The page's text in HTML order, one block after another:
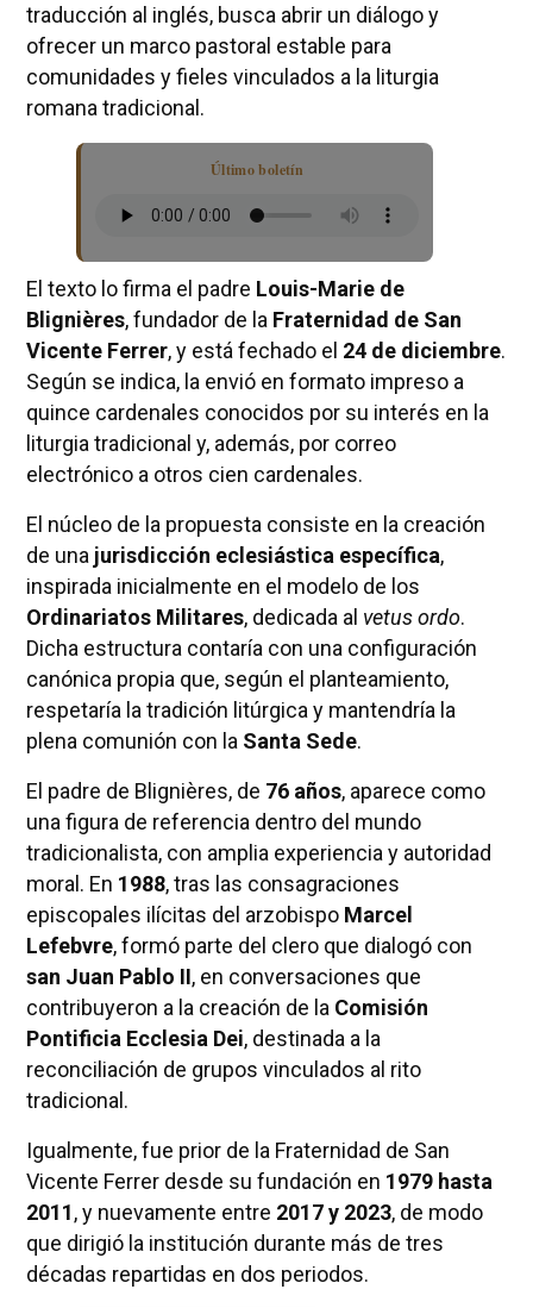
traducción al inglés, busca abrir un diálogo y
ofrecer un marco pastoral estable para
comunidades y fieles vinculados a la liturgia
romana tradicional.
Último boletín
El texto lo firma el padre Louis-Marie de
Blignières, fundador de la Fraternidad de San
Vicente Ferrer, y está fechado el 24 de diciembre.
Según se indica, la envió en formato impreso a
quince cardenales conocidos por su interés en la
liturgia tradicional y, además, por correo
electrónico a otros cien cardenales.
El núcleo de la propuesta consiste en la creación
de una jurisdicción eclesiástica específica,
inspirada inicialmente en el modelo de los
Ordinariatos Militares, dedicada al vetus ordo.
Dicha estructura contaría con una configuración
canónica propia que, según el planteamiento,
respetaría la tradición litúrgica y mantendría la
plena comunión con la Santa Sede.
El padre de Blignières, de 76 años, aparece como
una figura de referencia dentro del mundo
tradicionalista, con amplia experiencia y autoridad
moral. En 1988, tras las consagraciones
episcopales ilícitas del arzobispo Marcel
Lefebvre, formó parte del clero que dialogó con
san Juan Pablo II, en conversaciones que
contribuyeron a la creación de la Comisión
Pontificia Ecclesia Dei, destinada a la
reconciliación de grupos vinculados al rito
tradicional.
Igualmente, fue prior de la Fraternidad de San
Vicente Ferrer desde su fundación en 1979 hasta
2011, y nuevamente entre 2017 y 2023, de modo
que dirigió la institución durante más de tres
décadas repartidas en dos periodos.